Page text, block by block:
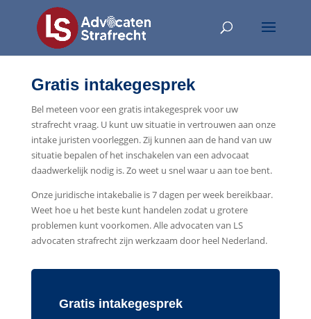
Gratis intakegesprek
Bel meteen voor een gratis intakegesprek voor uw
strafrecht vraag. U kunt uw situatie in vertrouwen aan onze
intake juristen voorleggen. Zij kunnen aan de hand van uw
situatie bepalen of het inschakelen van een advocaat
daadwerkelijk nodig is. Zo weet u snel waar u aan toe bent.
Onze juridische intakebalie is 7 dagen per week bereikbaar.
Weet hoe u het beste kunt handelen zodat u grotere
problemen kunt voorkomen. Alle advocaten van LS
advocaten strafrecht zijn werkzaam door heel Nederland.
Gratis intakegesprek